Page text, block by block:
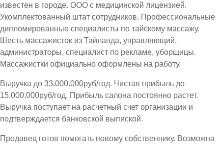
известен в городе. ООО с медицинской лицензией.
Укомплектованный штат сотрудников. Профессиональные
дипломированные специалисты по тайскому массажу.
Шесть массажисток из Тайланда, управляющий,
администраторы, специалист по рекламе, уборщицы.
Массажистки официально оформлены на работу.
Выручка до 33.000.000руб/год. Чистая прибыль до
15.000.000руб/год. Прибыль салона постоянно растет.
Выручка поступает на расчетный счет организации и
подтверждается банковской выпиской.
Продавец готов помогать новому собственнику. Возможна